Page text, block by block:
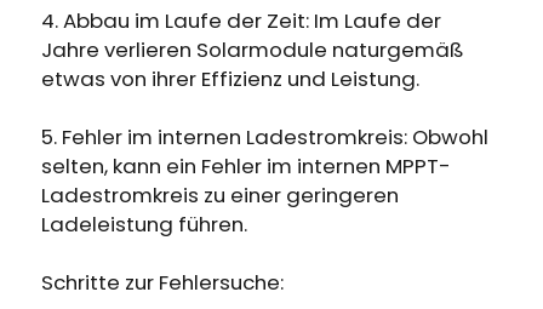
4. Abbau im Laufe der Zeit: Im Laufe der
Jahre verlieren Solarmodule naturgemäß
etwas von ihrer Effizienz und Leistung.
5. Fehler im internen Ladestromkreis: Obwohl
selten, kann ein Fehler im internen MPPT-
Ladestromkreis zu einer geringeren
Ladeleistung führen.
Schritte zur Fehlersuche: